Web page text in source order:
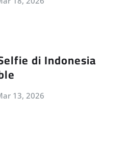
di Indonesia
13, 2026